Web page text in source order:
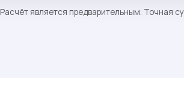
Расчёт является предварительным. Точная